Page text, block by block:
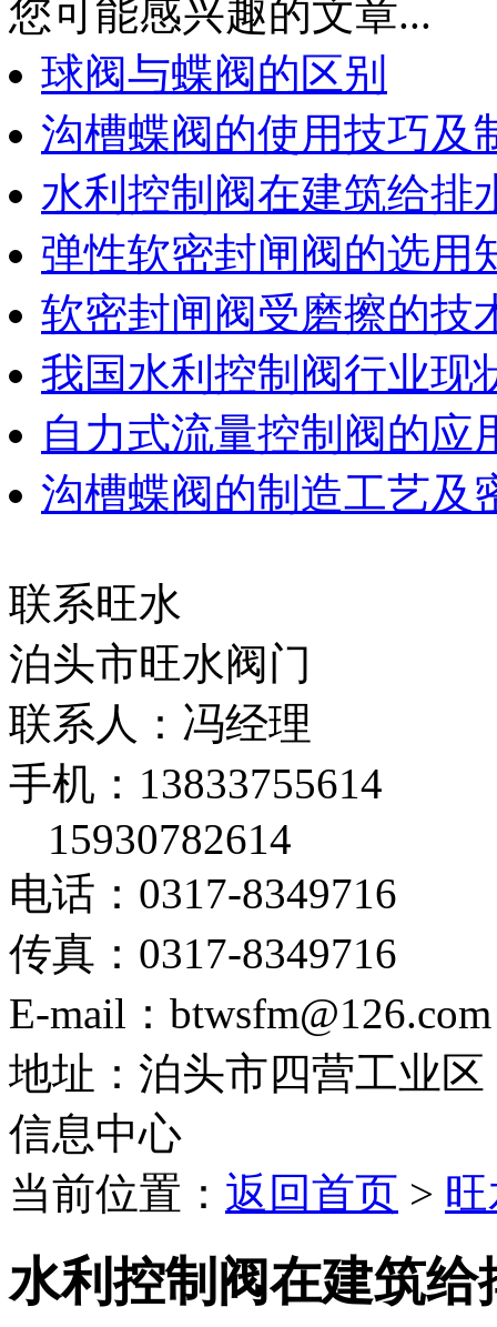
您可能感兴趣的文章...
球阀与蝶阀的区别
沟槽蝶阀的使用技巧及
水利控制阀在建筑给排
弹性软密封闸阀的选用
软密封闸阀受磨擦的技
我国水利控制阀行业现
自力式流量控制阀的应
沟槽蝶阀的制造工艺及
联系旺水
泊头市旺水阀门
联系人：冯经理
手机：13833755614
15930782614
电话：0317-8349716
传真：0317-8349716
E-mail：btwsfm@126.com
地址：泊头市四营工业区
信息中心
当前位置： 返回首页 >
水利控制阀在建筑给